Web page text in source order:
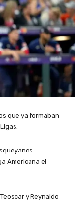
que ya formaban
Americana el
y Reynaldo